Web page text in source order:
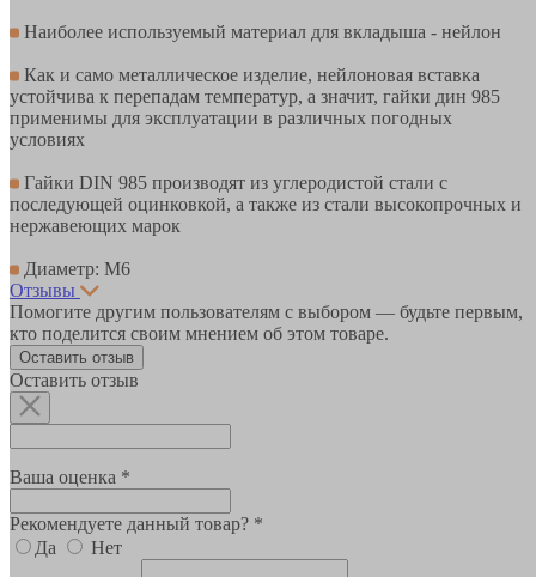
Наиболее используемый материал для вкладыша - нейлон
Как и само металлическое изделие, нейлоновая вставка
устойчива к перепадам температур, а значит, гайки дин 985
применимы для эксплуатации в различных погодных
условиях
Гайки DIN 985 производят из углеродистой стали с
последующей оцинковкой, а также из стали высокопрочных и
нержавеющих марок
Диаметр: М6
Отзывы
Помогите другим пользователям с выбором — будьте первым,
кто поделится своим мнением об этом товаре.
Оставить отзыв
Оставить отзыв
Ваша оценка *
Рекомендуете данный товар? *
Да
Нет